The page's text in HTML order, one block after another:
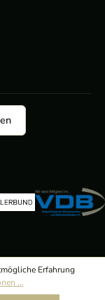
Erfahrung
...